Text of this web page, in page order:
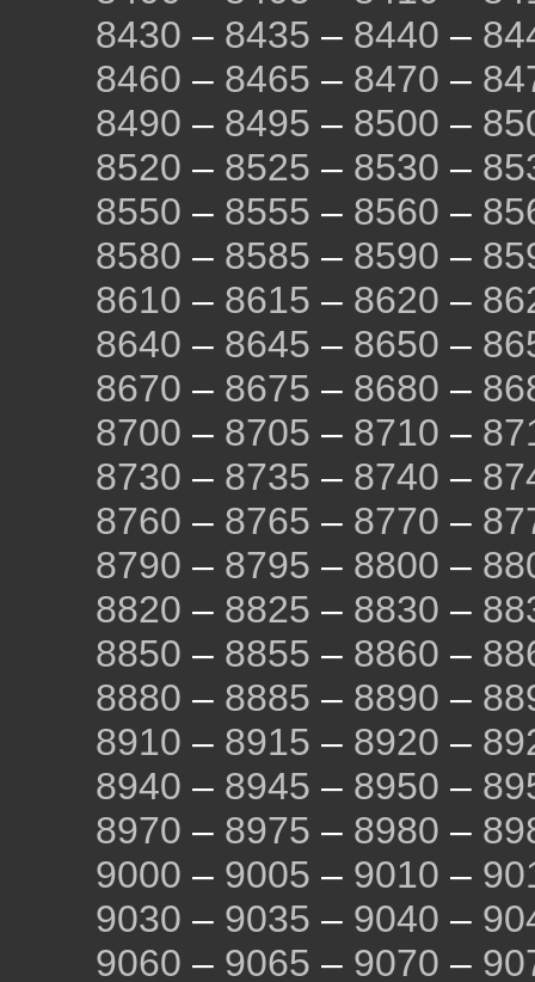
8430 – 8435 – 8440 –
8460 – 8465 – 8470 –
8490 – 8495 – 8500 –
8520 – 8525 – 8530 –
8550 – 8555 – 8560 –
8580 – 8585 – 8590 –
8610 – 8615 – 8620 –
8640 – 8645 – 8650 –
8670 – 8675 – 8680 –
8700 – 8705 – 8710 –
8730 – 8735 – 8740 –
8760 – 8765 – 8770 –
8790 – 8795 – 8800 –
8820 – 8825 – 8830 –
8850 – 8855 – 8860 –
8880 – 8885 – 8890 –
8910 – 8915 – 8920 –
8940 – 8945 – 8950 –
8970 – 8975 – 8980 –
9000 – 9005 – 9010 –
9030 – 9035 – 9040 –
9060 – 9065 – 9070 –